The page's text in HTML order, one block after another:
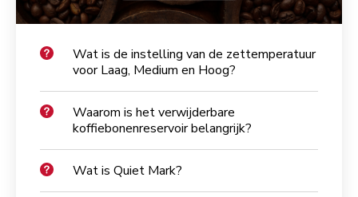
Wat is de instelling van de zettemperatuur
voor Laag, Medium en Hoog?
Waarom is het verwijderbare
koffiebonenreservoir belangrijk?
Wat is Quiet Mark?